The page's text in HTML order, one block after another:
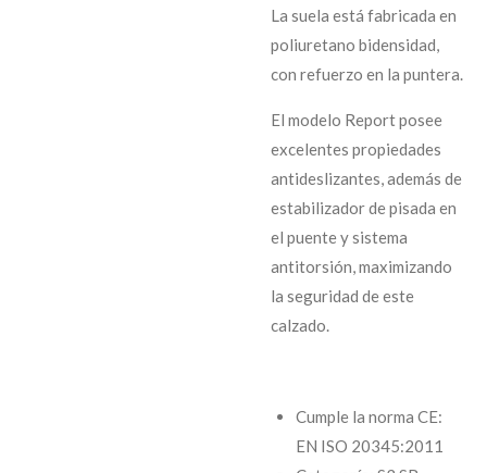
La suela está fabricada en
poliuretano bidensidad,
con refuerzo en la puntera.
El modelo Report posee
excelentes propiedades
antideslizantes, además de
estabilizador de pisada en
el puente y sistema
antitorsión, maximizando
la seguridad de este
calzado.
Cumple la norma CE:
EN ISO 20345:2011